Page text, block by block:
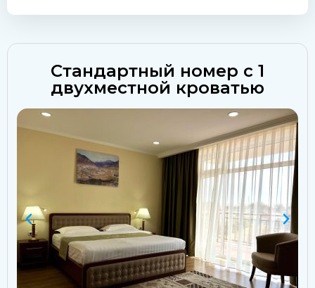
Стандартный номер с 1
двухместной кроватью